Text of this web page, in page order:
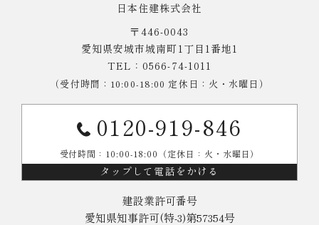
日本住建株式会社
〒446-0043
愛知県安城市城南町1丁目1番地1
TEL：0566-74-1011
（受付時間：10:00-18:00 定休日：火・水曜日）
0120-919-846
受付時間：10:00-18:00（定休日：火・水曜日）
タップして電話をかける
建設業許可番号
愛知県知事許可(特-3)第57354号